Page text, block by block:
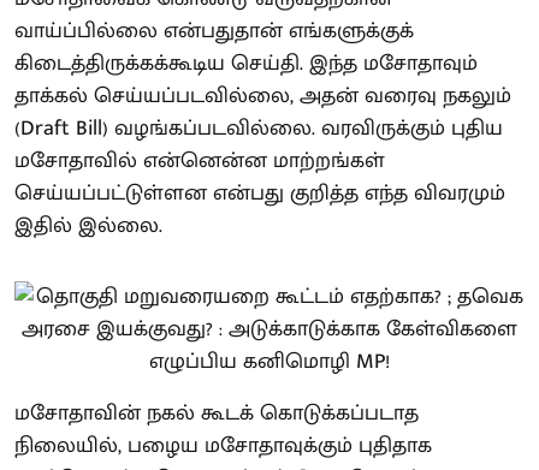
வாய்ப்பில்லை என்பதுதான் எங்களுக்குக்
கிடைத்திருக்கக்கூடிய செய்தி. இந்த மசோதாவும்
தாக்கல் செய்யப்படவில்லை, அதன் வரைவு நகலும்
(Draft Bill) வழங்கப்படவில்லை. வரவிருக்கும் புதிய
மசோதாவில் என்னென்ன மாற்றங்கள்
செய்யப்பட்டுள்ளன என்பது குறித்த எந்த விவரமும்
இதில் இல்லை.
மசோதாவின் நகல் கூடக் கொடுக்கப்படாத
நிலையில், பழைய மசோதாவுக்கும் புதிதாக